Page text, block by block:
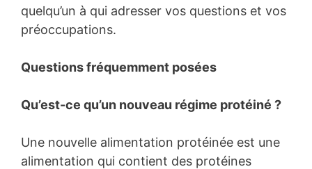
quelqu’un à qui adresser vos questions et vos
préoccupations.
Questions fréquemment posées
Qu’est-ce qu’un nouveau régime protéiné ?
Une nouvelle alimentation protéinée est une
alimentation qui contient des protéines